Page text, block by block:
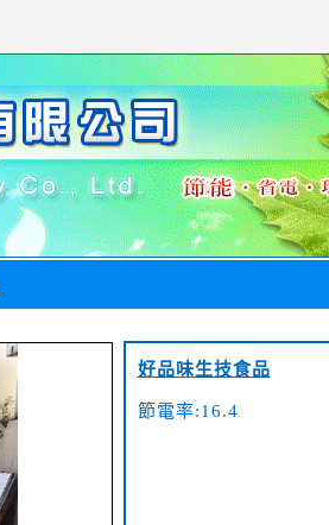
好品味生技食品
節電率:16.4